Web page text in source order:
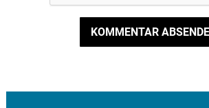
KOMMENTAR